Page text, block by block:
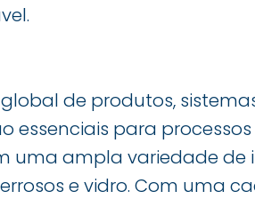
de produtos,
essenciais para
uma ampla variedade de
e vidro. Com uma